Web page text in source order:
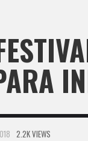
2.2K VIEWS